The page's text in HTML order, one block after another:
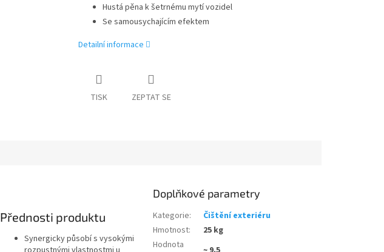
Hustá pěna k šetrnému mytí vozidel
Se samousychajícím efektem
Detailní informace
TISK ZEPTAT SE
Přednosti produktu
Synergicky působí s vysokými
Doplňkové parametry
Kategorie:
Čištění exteriéru
Hmotnost:
25 kg
Hodnota